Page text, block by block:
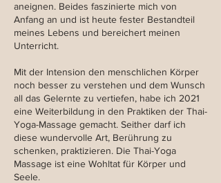
aneignen. Beides faszinierte mich von
Anfang an und ist heute fester Bestandteil
meines Lebens und bereichert meinen
Unterricht.
Mit der Intension den menschlichen Körper
noch besser zu verstehen und dem Wunsch
all das Gelernte zu vertiefen, habe ich 2021
eine Weiterbildung in den Praktiken der Thai-
Yoga-Massage gemacht. Seither darf ich
diese wundervolle Art, Berührung zu
schenken, praktizieren. Die Thai-Yoga
Massage ist eine Wohltat für Körper und
Seele.